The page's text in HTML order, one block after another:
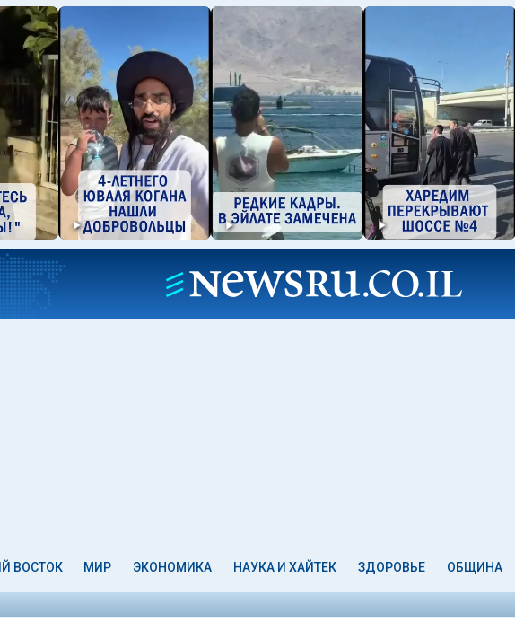
ВОСТОК МИР ЭКОНОМИКА НАУКА И ХАЙТЕК ЗДОРОВЬЕ ОБЩИНА